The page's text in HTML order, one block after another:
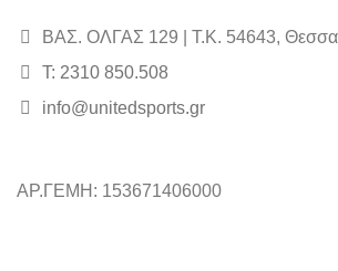
ΒΑΣ. ΟΛΓΑΣ 129 | Τ.Κ. 54643,
Τ: 2310 850.508
info@unitedsports.gr
ΑΡ.ΓΕΜΗ: 153671406000